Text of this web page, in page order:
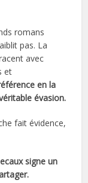
romans
pas. La
avec
et
en la
évasion.
fait évidence,
signe un